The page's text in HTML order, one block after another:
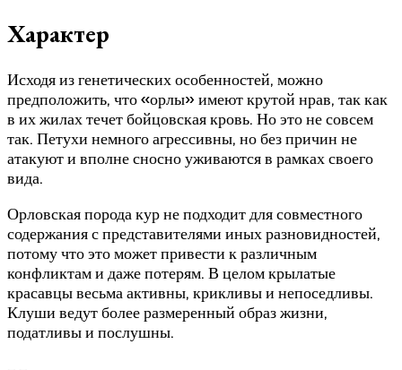
Характер
Исходя из генетических особенностей, можно
предположить, что «орлы» имеют крутой нрав, так как
в их жилах течет бойцовская кровь. Но это не совсем
так. Петухи немного агрессивны, но без причин не
атакуют и вполне сносно уживаются в рамках своего
вида.
Орловская порода кур не подходит для совместного
содержания с представителями иных разновидностей,
потому что это может привести к различным
конфликтам и даже потерям. В целом крылатые
красавцы весьма активны, крикливы и непоседливы.
Клуши ведут более размеренный образ жизни,
податливы и послушны.